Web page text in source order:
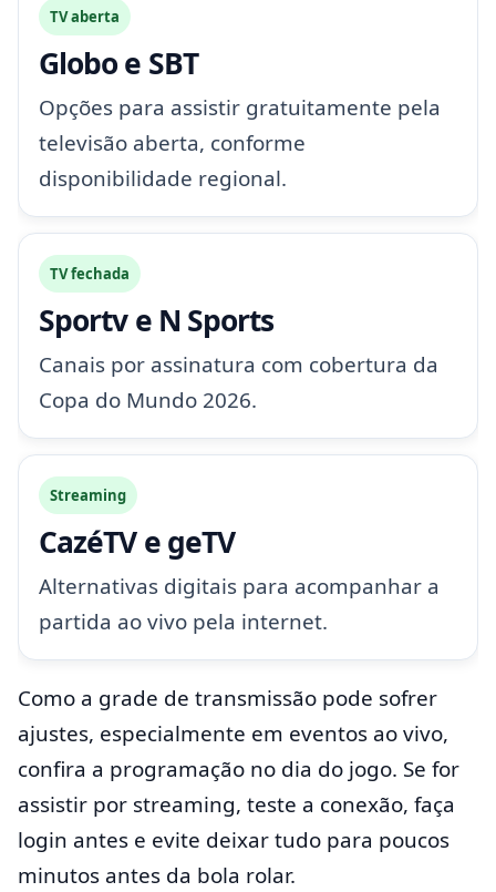
TV aberta
Globo e SBT
Opções para assistir gratuitamente pela
televisão aberta, conforme
disponibilidade regional.
TV fechada
Sportv e N Sports
Canais por assinatura com cobertura da
Copa do Mundo 2026.
Streaming
CazéTV e geTV
Alternativas digitais para acompanhar a
partida ao vivo pela internet.
Como a grade de transmissão pode sofrer
ajustes, especialmente em eventos ao vivo,
confira a programação no dia do jogo. Se for
assistir por streaming, teste a conexão, faça
login antes e evite deixar tudo para poucos
minutos antes da bola rolar.